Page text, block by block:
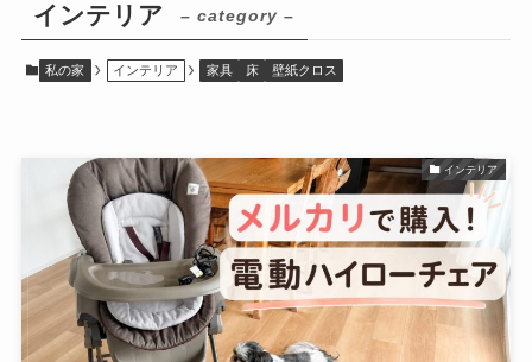
インテリア – category –
私の家 インテリア 家具 床 壁紙クロス
インテリア